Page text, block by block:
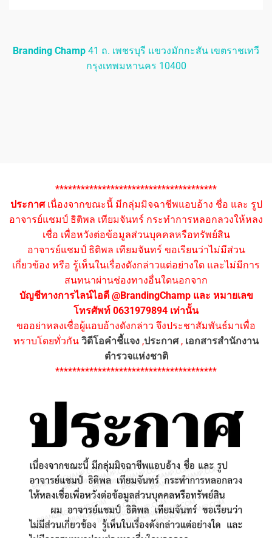
Branding Champ 41 ถ. เพชรบุรี แขวงมักกะสัน เขตราชเทวี
กรุงเทพมหานคร 10400
**************************************
ประกาศเนื่องจากขณะนี้ มีกลุ่มมิจฉาชีพแอบอ้าง ชื่อ และ รูป
อาจารย์แชมป์ ธิติพล เทียมจันทร์ กระทำการหลอกลวงให้หลง
เชื่อ เพื่อหวังต่อข้อมูลส่วนบุคคลหรือทรัพย์สิน
อาจารย์แชมป์ ธิติพล เทียมจันทร์ ขอเรียนว่าไม่มีส่วน
เกี่ยวข้อง หรือ รู้เห็นในเรื่องดังกล่าวแต่อย่างใด และไม่มีการ
สนทนาผ่านช่องทางอื่นใดนอกจาก
บัญชีทางการไลน์ไอดี @BrandingChamp และ หมายเลข
โทรศัพท์ 0631979894 เท่านั้น
ขออย่าหลงเชื่อผู้แอบอ้างดังกล่าว จึงประชาสัมพันธ์มาเพื่อ
ทราบโดยทั่วกัน วิดีโอคำชี้แจง ,ประกาศ, เอกสารสำนักงาน
ตำรวจแห่งชาติ
**************************************